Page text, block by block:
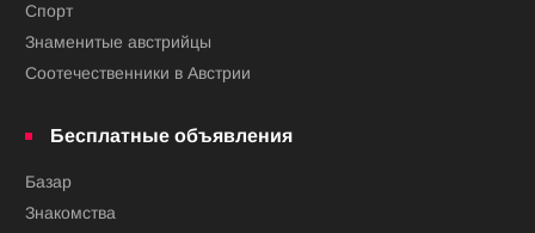
Спорт
Знаменитые австрийцы
Соотечественники в Австрии
Бесплатные объявления
Базар
Знакомства